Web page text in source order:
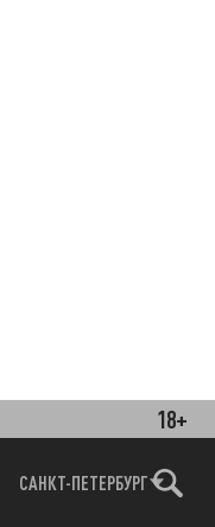
18+
САНКТ-ПЕТЕРБУРГ